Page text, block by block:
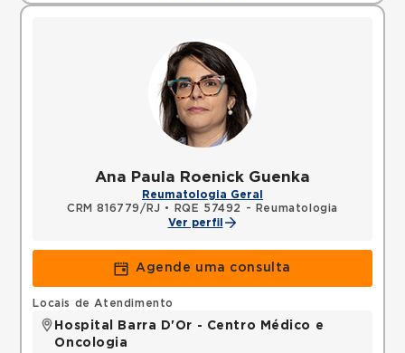
Ana Paula Roenick Guenka
Reumatologia Geral
CRM 816779/RJ •
RQE 57492 - Reumatologia
Ver perfil
Agende uma consulta
Locais de Atendimento
Hospital Barra D'Or - Centro Médico e
Oncologia